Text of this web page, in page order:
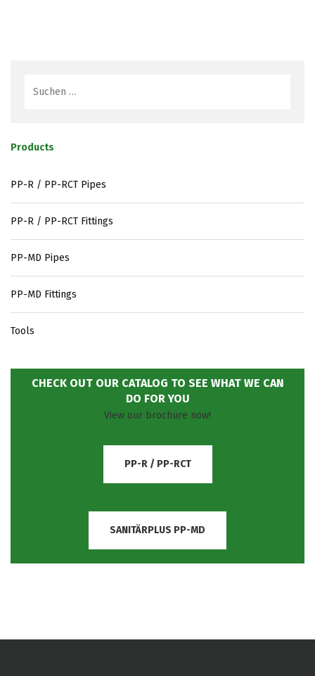
Products
PP-R / PP-RCT Pipes
PP-R / PP-RCT Fittings
PP-MD Pipes
PP-MD Fittings
Tools
CHECK OUT OUR CATALOG TO SEE WHAT WE CAN
DO FOR YOU
View our brochure now!
PP-R / PP-RCT
SANITÄRPLUS PP-MD